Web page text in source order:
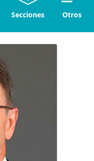
Secciones Otros